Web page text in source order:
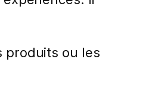
produits ou les